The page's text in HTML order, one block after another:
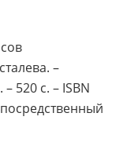
–
520 с. – ISBN